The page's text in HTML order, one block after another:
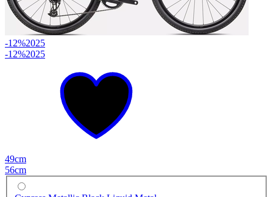
-12%2025
-12%2025
49cm
56cm